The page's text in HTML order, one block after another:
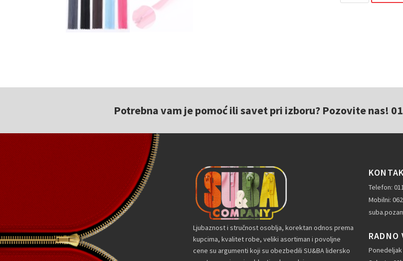
Potrebna vam je pomoć ili savet pri izboru? Pozovite nas!
Ljubaznost i stručnost osoblja, korektan odnos prema
kupcima, kvalitet robe, veliki asortiman i povoljne
cene su argumenti koji su obezbedili SU&BA lidersko
Telefon:
Mobilni:
RADNO
Ponedeljak